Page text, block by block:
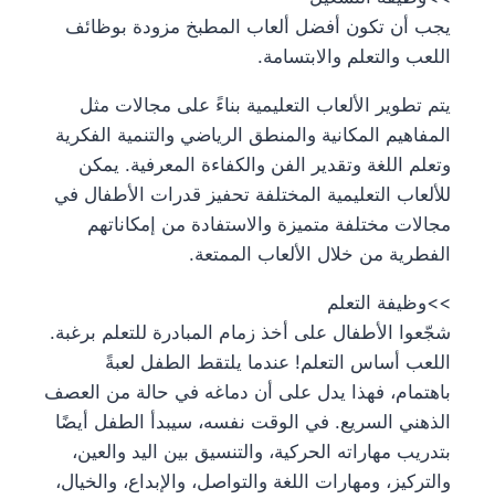
يجب أن تكون أفضل ألعاب المطبخ مزودة بوظائف
اللعب والتعلم والابتسامة.
يتم تطوير الألعاب التعليمية بناءً على مجالات مثل
المفاهيم المكانية والمنطق الرياضي والتنمية الفكرية
وتعلم اللغة وتقدير الفن والكفاءة المعرفية. يمكن
للألعاب التعليمية المختلفة تحفيز قدرات الأطفال في
مجالات مختلفة متميزة والاستفادة من إمكاناتهم
الفطرية من خلال الألعاب الممتعة.
>>وظيفة التعلم
شجّعوا الأطفال على أخذ زمام المبادرة للتعلم برغبة.
اللعب أساس التعلم! عندما يلتقط الطفل لعبةً
باهتمام، فهذا يدل على أن دماغه في حالة من العصف
الذهني السريع. في الوقت نفسه، سيبدأ الطفل أيضًا
بتدريب مهاراته الحركية، والتنسيق بين اليد والعين،
والتركيز، ومهارات اللغة والتواصل، والإبداع، والخيال،